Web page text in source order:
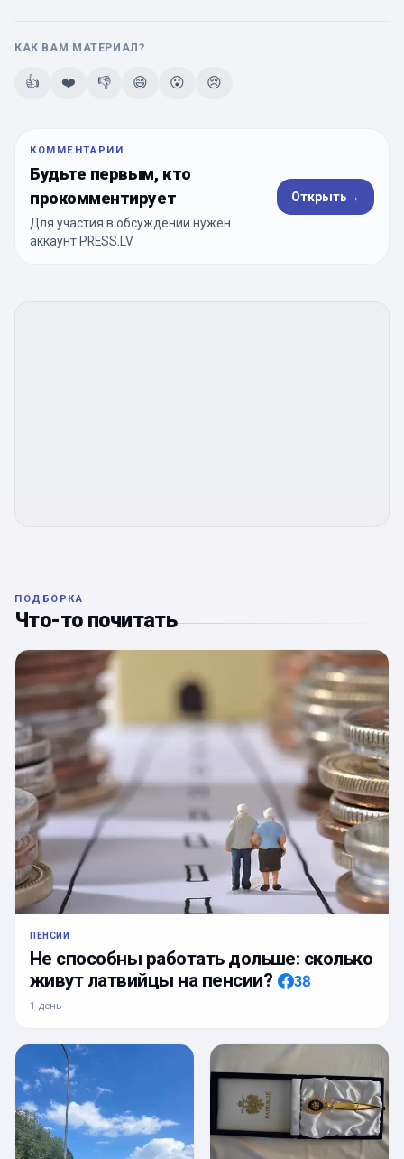
КАК ВАМ МАТЕРИАЛ?
👍 ❤️ 👎 😄 😮 😢
КОММЕНТАРИИ
Будьте первым, кто
прокомментирует
Для участия в обсуждении нужен
аккаунт PRESS.LV.
Открыть→
ПОДБОРКА
Что-то почитать
ПЕНСИИ
Не способны работать дольше: сколько
живут латвийцы на пенсии?
38
1 день